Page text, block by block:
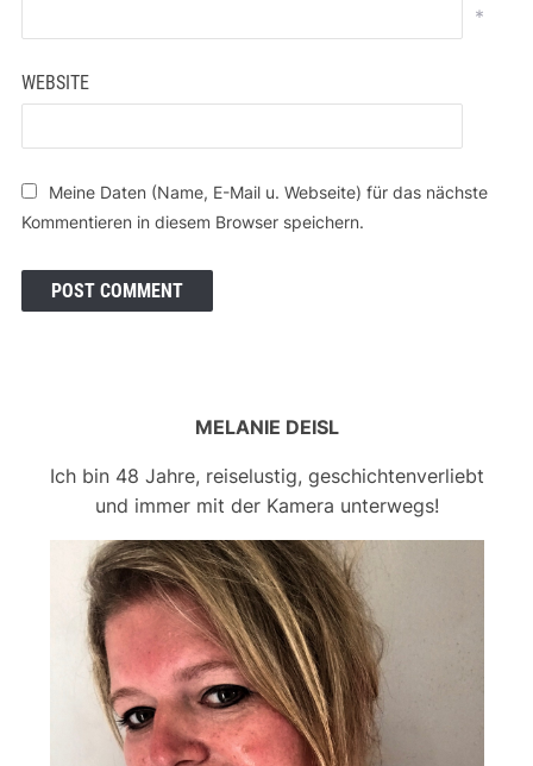
*
WEBSITE
Meine Daten (Name, E-Mail u. Webseite) für das nächste
Kommentieren in diesem Browser speichern.
MELANIE DEISL
Ich bin 48 Jahre, reiselustig, geschichtenverliebt
und immer mit der Kamera unterwegs!